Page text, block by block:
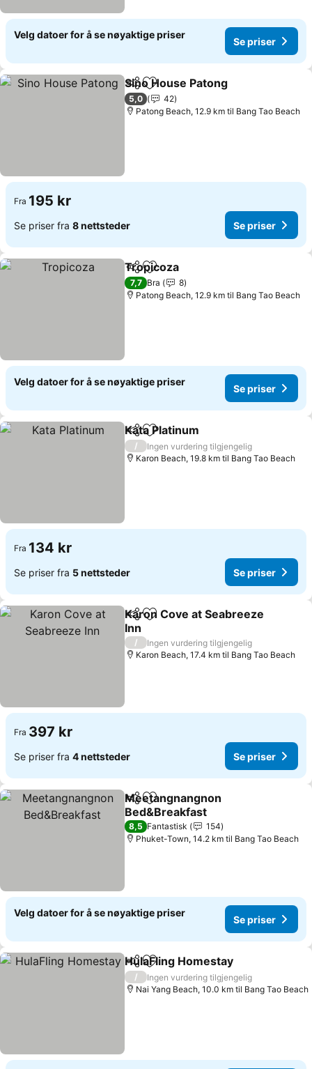
Velg datoer for å se nøyaktige priser
Se priser
Del Legg til i favoritter
Sino House Patong
5,0
42
Patong Beach, 12.9 km til Bang Tao Beach
Fra 195 kr
Se priser fra 8 nettsteder Se priser
Del Legg til i favoritter
Tropicoza
7,7 Bra
8
Patong Beach, 12.9 km til Bang Tao Beach
Velg datoer for å se nøyaktige priser
Se priser
Del Legg til i favoritter
Kata Platinum
/
Ingen vurdering tilgjengelig
Karon Beach, 19.8 km til Bang Tao Beach
Fra 134 kr
Se priser fra 5 nettsteder Se priser
Del Legg til i favoritter
Karon Cove at Seabreeze
Inn
Se priser
/
Ingen vurdering tilgjengelig
Karon Beach, 17.4 km til Bang Tao Beach
Fra 397 kr
Se priser fra 4 nettsteder Se priser
Del Legg til i favoritter
Meetangnangnon
Bed&Breakfast
Se priser
8,5 Fantastisk
154
Phuket-Town, 14.2 km til Bang Tao Beach
Velg datoer for å se nøyaktige priser
Se priser
Del Legg til i favoritter
HulaFling Homestay
/
Ingen vurdering tilgjengelig
Nai Yang Beach, 10.0 km til Bang Tao Beach